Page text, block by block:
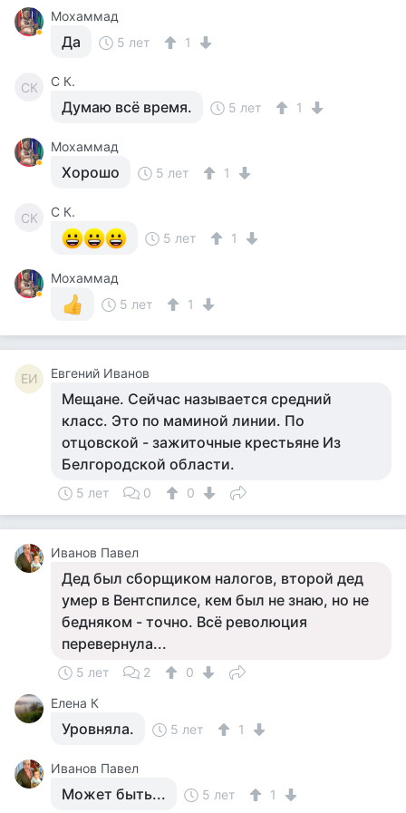
Мохаммад
Да 5 лет 1
СК С К.
Думаю всё время. 5 лет 1
Мохаммад
Хорошо 5 лет 1
СК
С К.
5 лет
1
Мохаммад
5 лет
1
ЕИ Евгений Иванов
Мещане. Сейчас называется средний
класс. Это по маминой линии. По
отцовской - зажиточные крестьяне Из
Белгородской области.
5 лет 0 0
Иванов Павел
Дед был сборщиком налогов, второй дед
умер в Вентспилсе, кем был не знаю, но не
бедняком - точно. Всё революция
перевернула...
5 лет 2
0
Елена К
Уровняла. 5 лет 1
Иванов Павел
Может быть... 5 лет 1